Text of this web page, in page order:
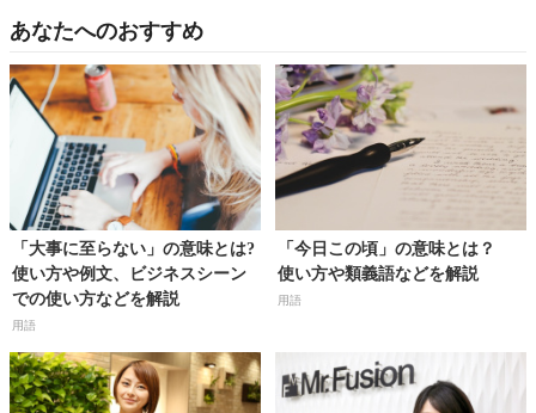
あなたへのおすすめ
「大事に至らない」の意味とは?
使い方や例文、ビジネスシーン
での使い方などを解説
用語
「今日この頃」の意味とは？
使い方や類義語などを解説
用語